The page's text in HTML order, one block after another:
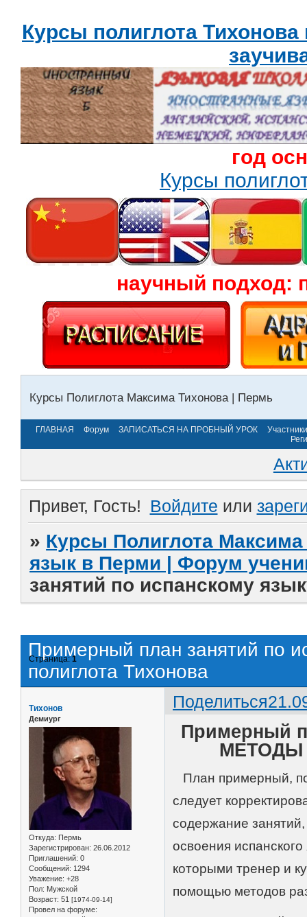
Курсы полиглота
год
Курсы
научный подход:
Курсы Полиглота Максима Тихонова | Пермь
ГЛАВНАЯ Форум ЗАПИСАТЬСЯ НА ПРОБНЫЙ УРОК
Участники
Привет, Гость! Войдите или
» Курсы Полиглота
язык в Перми | Форум
занятий по испанскому
Примерный план занятий по
полиглота Тихонова
Страница:1
Поделиться
Тихонов
Демиург
Откуда: Пермь
Зарегистрирован: 26.06.2012
Приглашений: 0
Сообщений: 1294
Уважение: +28
Пол: Мужской
Возраст: 51 [1974-09-14]
Провел на форуме:
Примерный
МЕТОДЫ
План примерный,
следует
содержание
освоения
которыми тренер и
помощью методов